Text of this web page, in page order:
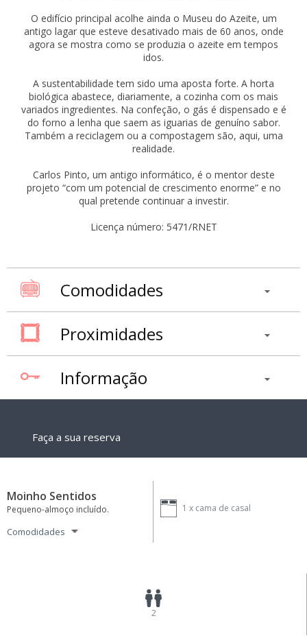
O edifício principal acolhe ainda o Museu do Azeite, um
antigo lagar que esteve desativado mais de 60 anos, onde
agora se mostra como se produzia o azeite em tempos
idos.
A sustentabilidade tem sido uma aposta forte. A horta
biológica abastece, diariamente, a cozinha com os mais
variados ingredientes. Na confeção, o gás é dispensado e é
do forno a lenha que saem as iguarias de genuíno sabor.
Também a reciclagem ou a compostagem são, aqui, uma
realidade.
Carlos Pinto, um antigo informático, é o mentor deste
projeto “com um potencial de crescimento enorme” e no
qual pretende continuar a investir.
Licença número: 5471/RNET
Comodidades
Proximidades
Informação
Faça a sua reserva
Moinho Sentidos
Pequeno-almoço incluído.
Comodidades
1 x cama de casal
2